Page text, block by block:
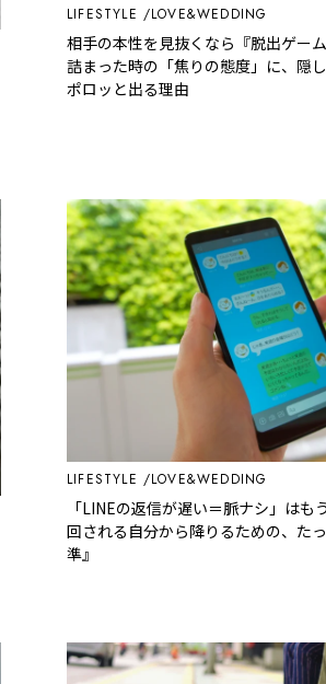
LIFESTYLE LOVE&WEDDING
相手の本性を見抜くなら『脱出ゲー
詰まった時の「焦りの態度」に、隠
ポロッと出る理由
LIFESTYLE LOVE&WEDDING
「LINEの返信が遅い＝脈ナシ」はも
回される自分から降りるための、た
準』